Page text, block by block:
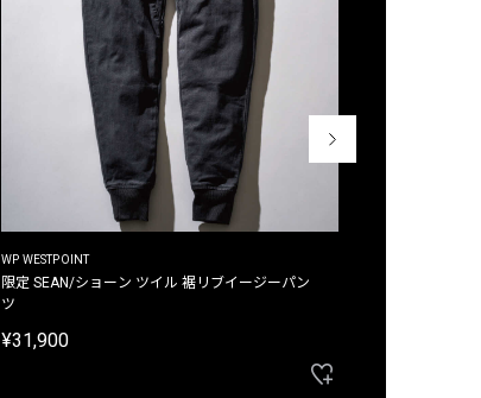
WP WESTPOINT
限定 SEAN/ショーン ツイル 裾リブイージーパン
ツ
¥31,900